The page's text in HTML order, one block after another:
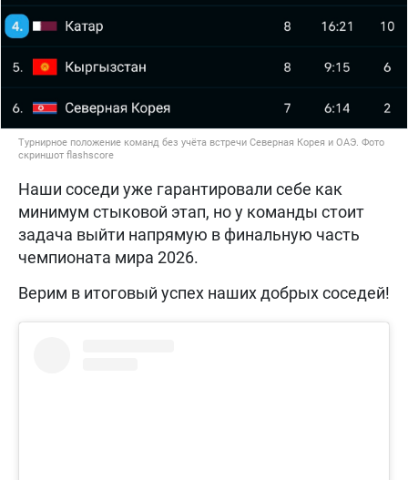
Турнирное положение команд без учёта встречи Северная Корея и ОАЭ. Фото
скриншот flashscore
Наши соседи уже гарантировали себе как
минимум стыковой этап, но у команды стоит
задача выйти напрямую в финальную часть
чемпионата мира 2026.
Верим в итоговый успех наших добрых соседей!